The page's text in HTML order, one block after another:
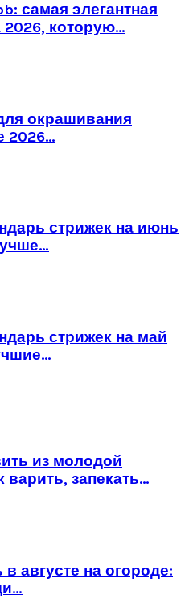
самая элегантная
2026, которую…
окрашивания
2026…
стрижек на июнь
стрижек на май
из молодой
варить, запекать…
в августе на огороде: